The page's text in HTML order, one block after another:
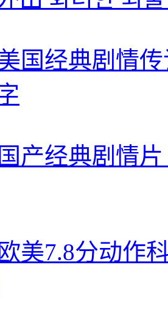
国经典剧情
产经典剧情
美7.8分动作